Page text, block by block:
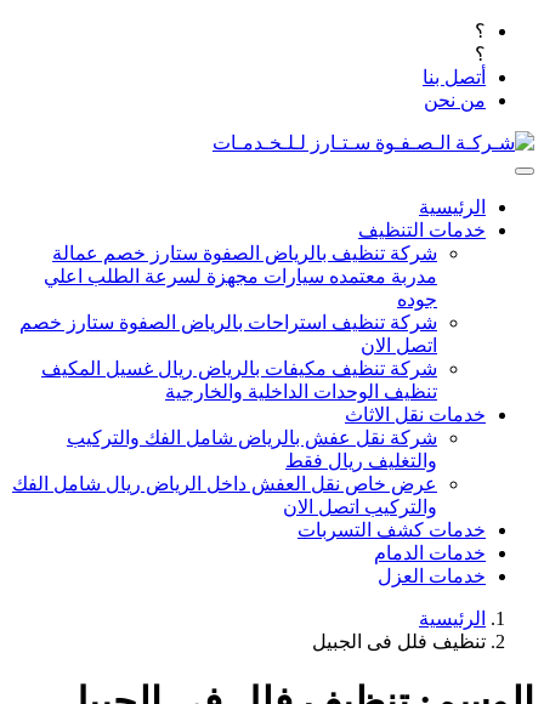
؟
؟
أتصل بنا
من نحن
الرئيسية
خدمات التنظيف
شركة تنظيف بالرياض الصفوة ستارز خصم عمالة
مدربة معتمده سيارات مجهزة لسرعة الطلب اعلي
جوده
شركة تنظيف استراحات بالرياض الصفوة ستارز خصم
اتصل الان
شركة تنظيف مكيفات بالرياض ريال غسيل المكيف
تنظيف الوحدات الداخلية والخارجية
خدمات نقل الاثاث
شركة نقل عفش بالرياض شامل الفك والتركيب
والتغليف ريال فقط
عرض خاص نقل العفش داخل الرياض ريال شامل الفك
والتركيب اتصل الان
خدمات كشف التسربات
خدمات الدمام
خدمات العزل
الرئيسية
تنظيف فلل فى الجبيل